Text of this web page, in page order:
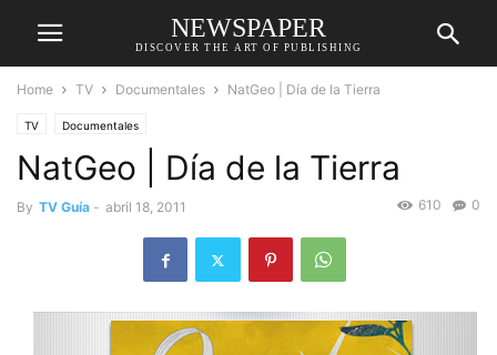
NEWSPAPER
DISCOVER THE ART OF PUBLISHING
Home TV Documentales NatGeo | Día de la Tierra
TV Documentales
NatGeo | Día de la Tierra
By TV Guía - abril 18, 2011 0
610